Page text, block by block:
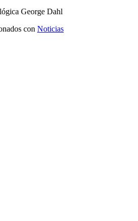
George Dahl
con Noticias